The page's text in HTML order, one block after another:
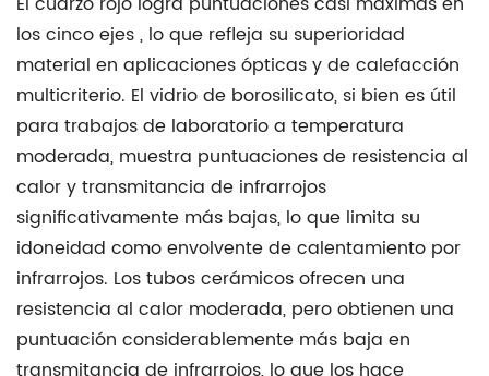
los cinco ejes, lo que refleja su superioridad
material en aplicaciones ópticas y de calefacción
multicriterio. El vidrio de borosilicato, si bien es útil
para trabajos de laboratorio a temperatura
moderada, muestra puntuaciones de resistencia al
calor y transmitancia de infrarrojos
significativamente más bajas, lo que limita su
idoneidad como envolvente de calentamiento por
infrarrojos. Los tubos cerámicos ofrecen una
resistencia al calor moderada, pero obtienen una
puntuación considerablemente más baja en